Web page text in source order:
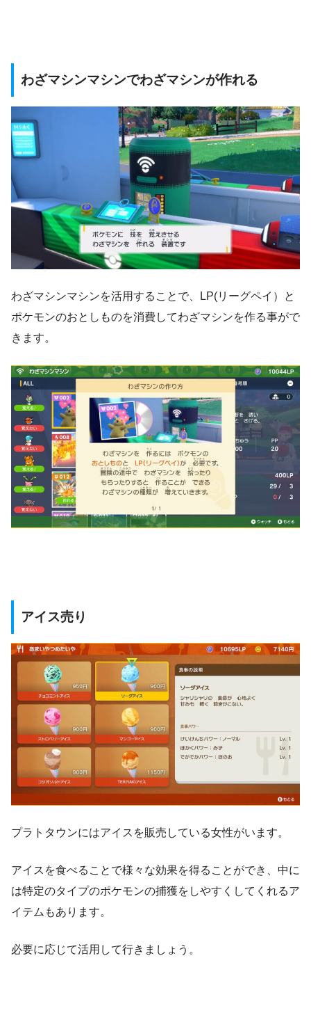
わざマシンマシンでわざマシンが作れる
わざマシンマシンを活用することで、LP(リーグペイ）と
ポケモンのおとしものを消費してわざマシンを作る事がで
きます。
アイス売り
プラトタウンにはアイスを販売している女性がいます。
アイスを食べることで様々な効果を得ることができ、中に
は特定のタイプのポケモンの捕獲をしやすくしてくれるア
イテムもあります。
必要に応じて活用して行きましょう。